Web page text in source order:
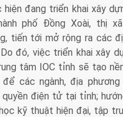
hiện đang triển khai xây
phố Đồng Xoài, thị
tiến tới mở rộng ra các
đó, việc triển khai xây
tâm IOC tỉnh sẽ tạo
các ngành, địa
quyền điện tử tại tỉnh;
kỹ thuật hiện đại, tập